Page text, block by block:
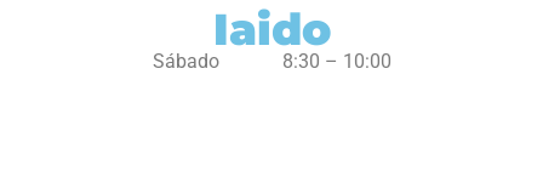
Iaido
Sábado 8:30 – 10:00